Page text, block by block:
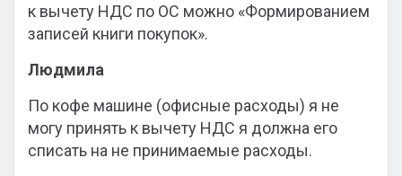
к вычету НДС по ОС можно «Формированием
записей книги покупок».
Людмила
По кофе машине (офисные расходы) я не
могу принять к вычету НДС я должна его
списать на не принимаемые расходы.